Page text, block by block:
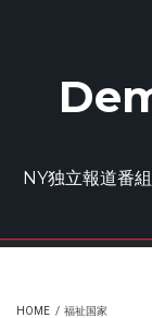
NY独立報道番組
HOME / 福祉国家